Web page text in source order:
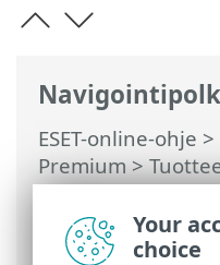
ESET-online-ohje >
Premium>
Premium
>Yhdistä ESET
Lisää laite ESET
Your
choice